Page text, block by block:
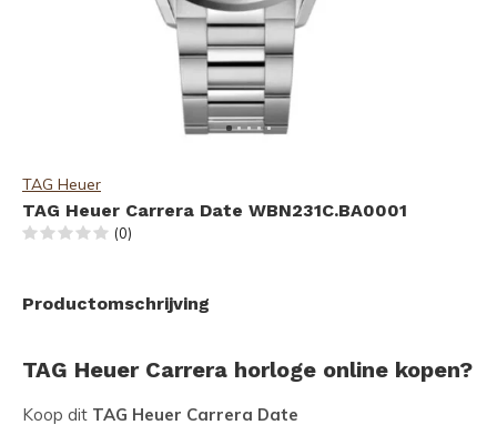
TAG Heuer
TAG Heuer Carrera Date WBN231C.BA0001
(0)
Productomschrijving
TAG Heuer Carrera horloge online kopen?
Koop dit TAG Heuer Carrera Date